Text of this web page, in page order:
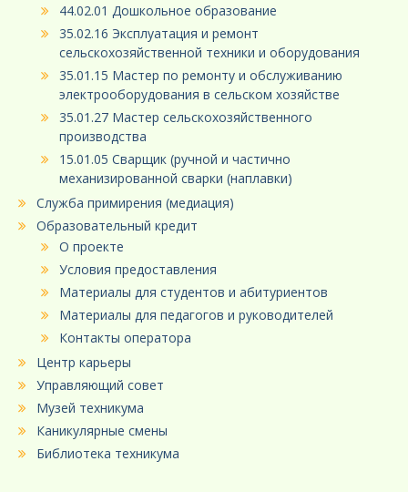
44.02.01 Дошкольное образование
35.02.16 Эксплуатация и ремонт
сельскохозяйственной техники и оборудования
35.01.15 Мастер по ремонту и обслуживанию
электрооборудования в сельском хозяйстве
35.01.27 Мастер сельскохозяйственного
производства
15.01.05 Сварщик (ручной и частично
механизированной сварки (наплавки)
Служба примирения (медиация)
Образовательный кредит
О проекте
Условия предоставления
Материалы для студентов и абитуриентов
Материалы для педагогов и руководителей
Контакты оператора
Центр карьеры
Управляющий совет
Музей техникума
Каникулярные смены
Библиотека техникума